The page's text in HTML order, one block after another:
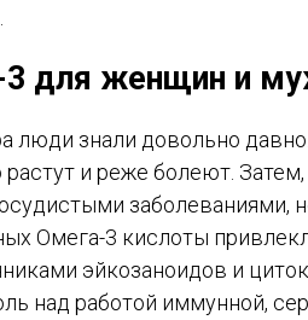
3 для женщин и
люди знали довольно
и реже болеют.
заболеваниями,
Омега-3 кислоты
эйкозаноидов и
над работой иммунной,